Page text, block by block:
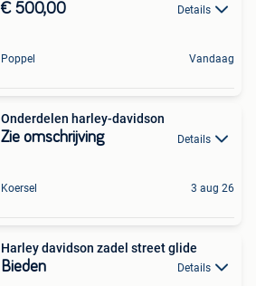
€ 500,00 Details
Poppel Vandaag
Onderdelen harley-davidson
Zie omschrijving Details
Koersel 3 aug 26
Harley davidson zadel street glide
Bieden Details